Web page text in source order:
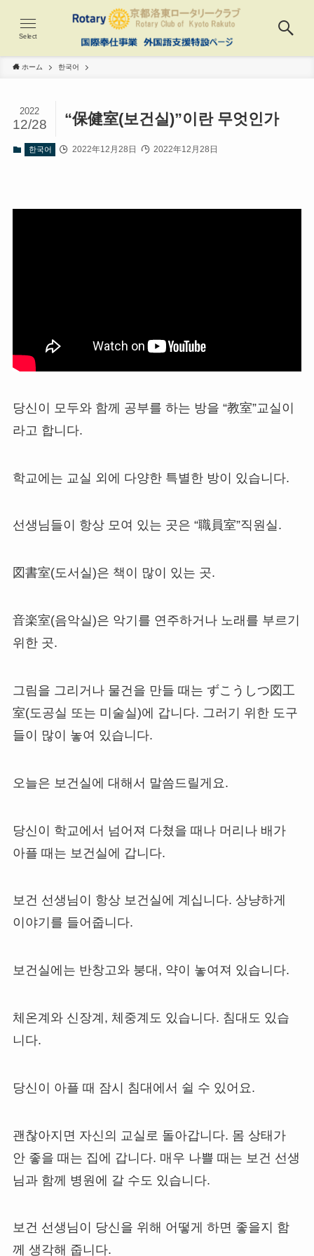
Select
ホーム 한국어
“保健室(보건실)”이란 무엇인가
2022
12/28
한국어 2022年12月28日 2022年12月28日
당신이 모두와 함께 공부를 하는 방을 “教室”교실이
라고 합니다.
학교에는 교실 외에 다양한 특별한 방이 있습니다.
선생님들이 항상 모여 있는 곳은 “職員室”직원실.
図書室(도서실)은 책이 많이 있는 곳.
音楽室(음악실)은 악기를 연주하거나 노래를 부르기
위한 곳.
그림을 그리거나 물건을 만들 때는 ずこうしつ図工
室(도공실 또는 미술실)에 갑니다. 그러기 위한 도구
들이 많이 놓여 있습니다.
오늘은 보건실에 대해서 말씀드릴게요.
당신이 학교에서 넘어져 다쳤을 때나 머리나 배가
아플 때는 보건실에 갑니다.
보건 선생님이 항상 보건실에 계십니다. 상냥하게
이야기를 들어줍니다.
보건실에는 반창고와 붕대, 약이 놓여져 있습니다.
체온계와 신장계, 체중계도 있습니다. 침대도 있습
니다.
당신이 아플 때 잠시 침대에서 쉴 수 있어요.
괜찮아지면 자신의 교실로 돌아갑니다. 몸 상태가
안 좋을 때는 집에 갑니다. 매우 나쁠 때는 보건 선생
님과 함께 병원에 갈 수도 있습니다.
보건 선생님이 당신을 위해 어떻게 하면 좋을지 함
께 생각해 줍니다.